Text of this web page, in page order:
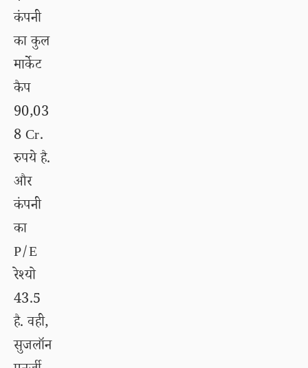
कंपनी
का कुल
मार्केट
कैप
90,03
8 Cr.
रुपये है.
और
कंपनी
का
P/E
रेश्यो
43.5
है. वही,
सुजलॉन